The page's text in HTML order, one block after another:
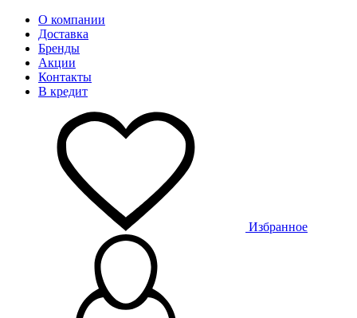
О компании
Доставка
Бренды
Акции
Контакты
В кредит
Избранное